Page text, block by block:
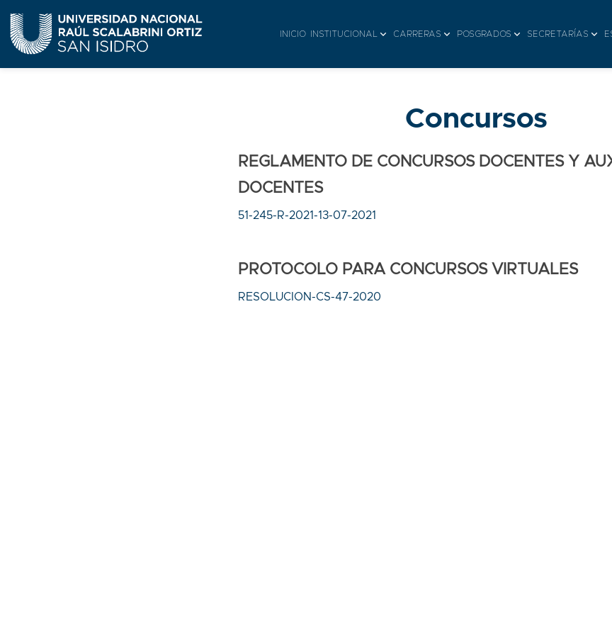
INICIO INSTITUCIONAL CARRERAS POSGRADOS SECRETARÍAS
Concursos
REGLAMENTO DE CONCURSOS DOCENTES Y
DOCENTES
51-245-R-2021-13-07-2021
PROTOCOLO PARA CONCURSOS VIRTUALES
RESOLUCION-CS-47-2020